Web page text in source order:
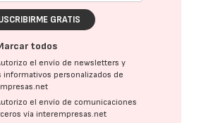
GRATIS
todos
el envío de newsletters y
informativos personalizados de
el envío de comunicaciones
vía interempresas.net